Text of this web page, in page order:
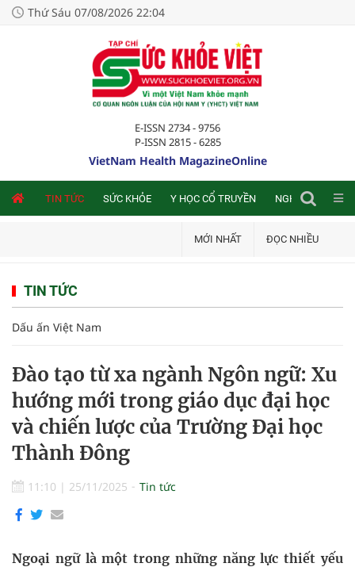
Thứ Sáu 07/08/2026 22:04
E-ISSN 2734 - 9756
P-ISSN 2815 - 6285
VietNam Health MagazineOnline
TIN TỨC SỨC KHỎE Y HỌC CỔ TRUYỀN NGHIÊN CỨU
MỚI NHẤT ĐỌC NHIỀU
TIN TỨC
Dấu ấn Việt Nam
Đào tạo từ xa ngành Ngôn ngữ: Xu
hướng mới trong giáo dục đại học
và chiến lược của Trường Đại học
Thành Đông
11:10 | 25/11/2025 Tin tức
Ngoại ngữ là một trong những năng lực thiết yếu